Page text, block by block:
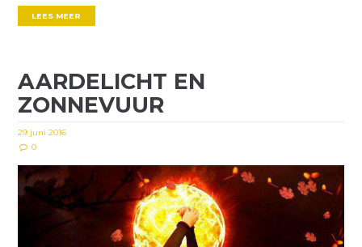
LEES MEER
AARDELICHT EN
ZONNEVUUR
29 juni 2016
0